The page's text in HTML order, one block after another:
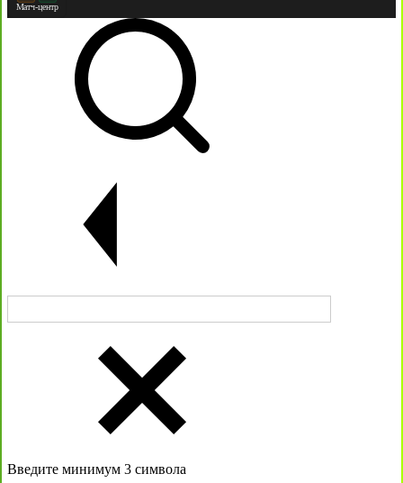
Матч-центр
Введите минимум 3 символа